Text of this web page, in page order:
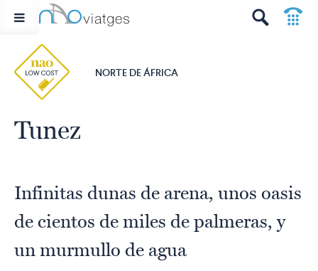
NORTE DE ÁFRICA
Tunez
Infinitas dunas de arena, unos oasis
de cientos de miles de palmeras, y
un murmullo de agua
t
p